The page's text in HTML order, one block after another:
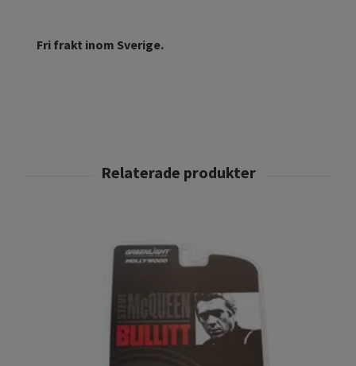
Fri frakt inom Sverige.